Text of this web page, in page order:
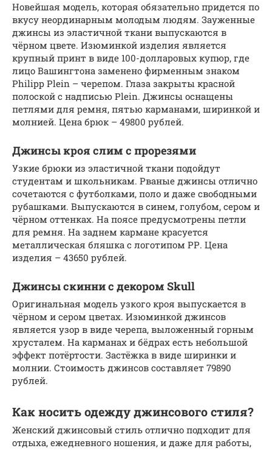
Новейшая модель, которая обязательно придется по
вкусу неординарным молодым людям. Зауженные
джинсы из эластичной ткани выпускаются в
чёрном цвете. Изюминкой изделия является
крупный принт в виде 100-долларовых купюр, где
лицо Вашингтона заменено фирменным знаком
Philipp Plein – черепом. Глаза закрыты красной
полоской с надписью Plein. Джинсы оснащены
петлями для ремня, пятью карманами, ширинкой и
молнией. Цена брюк – 49800 рублей.
Джинсы кроя слим с прорезями
Узкие брюки из эластичной ткани подойдут
студентам и школьникам. Рваные джинсы отлично
сочетаются с футболками, поло и даже свободными
рубашками. Выпускаются в синем, голубом, сером и
чёрном оттенках. На поясе предусмотрены петли
для ремня. На заднем кармане красуется
металлическая бляшка с логотипом РР. Цена
изделия – 43650 рублей.
Джинсы скинни с декором Skull
Оригинальная модель узкого кроя выпускается в
чёрном и сером цветах. Изюминкой джинсов
является узор в виде черепа, выложенный горным
хрусталем. На карманах и бёдрах есть небольшой
эффект потёртости. Застёжка в виде ширинки и
молнии. Стоимость джинсов составляет 79890
рублей.
Как носить одежду джинсового стиля?
Женский джинсовый стиль отлично подходит для
отдыха, ежедневного ношения, и даже для работы,